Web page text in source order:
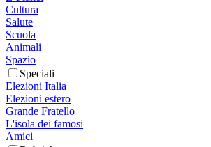
Cultura
Salute
Scuola
Animali
Spazio
Speciali
Elezioni Italia
Elezioni estero
Grande Fratello
L'isola dei famosi
Amici